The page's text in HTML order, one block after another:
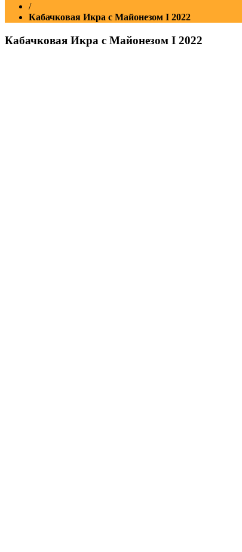
/
Кабачковая Икра с Майонезом Ι 2022
Кабачковая Икра с Майонезом Ι 2022